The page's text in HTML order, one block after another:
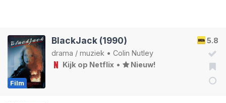
Film
5.8
BlackJack (1990)
drama / muziek • Colin Nutley
Kijk op Netflix • Nieuw!